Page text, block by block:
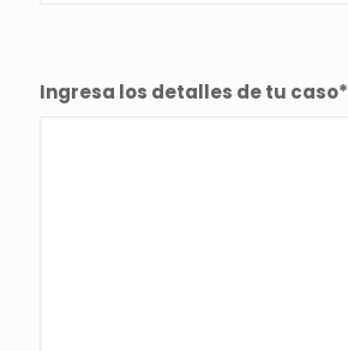
Ingresa los detalles de tu caso*